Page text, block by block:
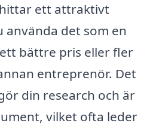
ett attraktivt
använda det som en
bättre pris eller fler
entreprenör. Det
din research och är
vilket ofta leder